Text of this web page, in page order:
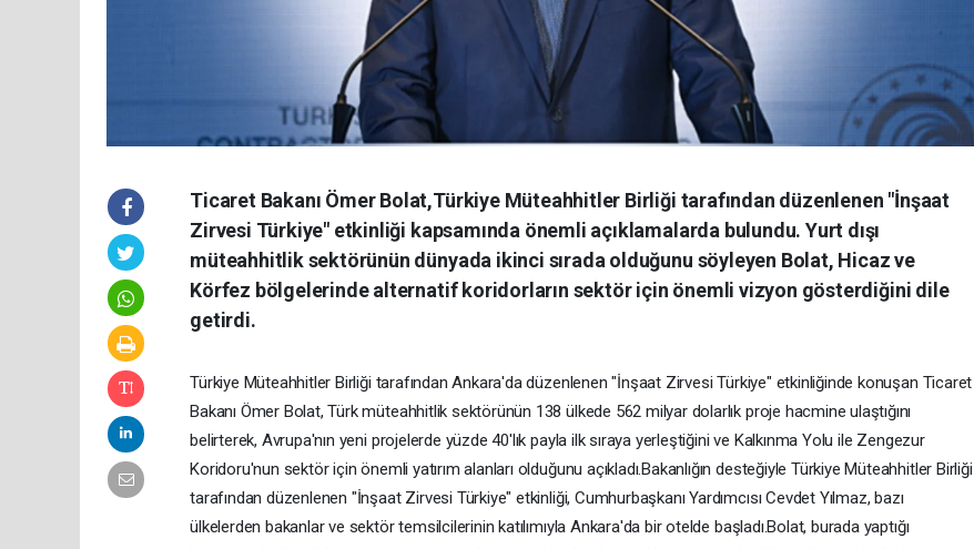
Ticaret Bakanı Ömer Bolat,Türkiye Müteahhitler Birliği tarafından düzenlenen "İnşaat
Zirvesi Türkiye" etkinliği kapsamında önemli açıklamalarda bulundu. Yurt dışı
müteahhitlik sektörünün dünyada ikinci sırada olduğunu söyleyen Bolat, Hicaz ve
Körfez bölgelerinde alternatif koridorların sektör için önemli vizyon gösterdiğini dile
getirdi.
Türkiye Müteahhitler Birliği tarafından Ankara'da düzenlenen "İnşaat Zirvesi Türkiye" etkinliğinde konuşan Ticaret
Bakanı Ömer Bolat, Türk müteahhitlik sektörünün 138 ülkede 562 milyar dolarlık proje hacmine ulaştığını
belirterek, Avrupa'nın yeni projelerde yüzde 40'lık payla ilk sıraya yerleştiğini ve Kalkınma Yolu ile Zengezur
Koridoru'nun sektör için önemli yatırım alanları olduğunu açıkladı.Bakanlığın desteğiyle Türkiye Müteahhitler Birliği
tarafından düzenlenen "İnşaat Zirvesi Türkiye" etkinliği, Cumhurbaşkanı Yardımcısı Cevdet Yılmaz, bazı
ülkelerden bakanlar ve sektör temsilcilerinin katılımıyla Ankara'da bir otelde başladı.Bolat, burada yaptığı